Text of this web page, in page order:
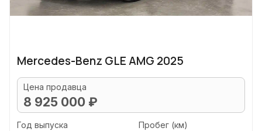
Mercedes-Benz GLE AMG 2025
Цена продавца
8 925 000 ₽
Год выпуска Пробег (км)